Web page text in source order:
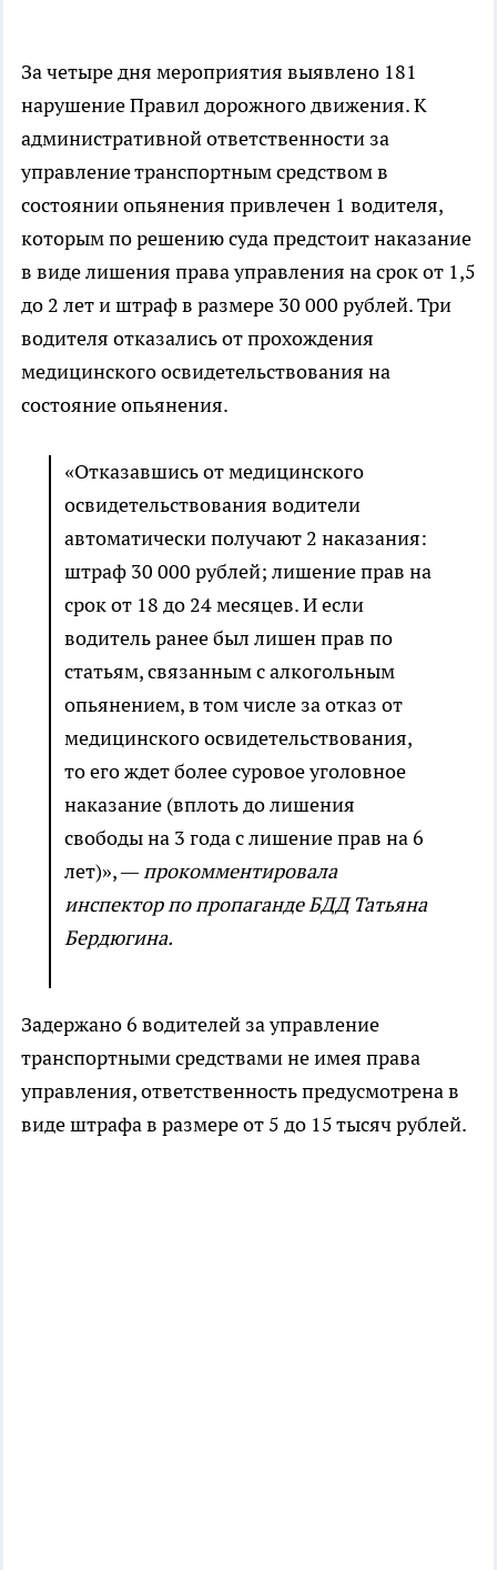
За четыре дня мероприятия выявлено 181
нарушение Правил дорожного движения. К
административной ответственности за
управление транспортным средством в
состоянии опьянения привлечен 1 водителя,
которым по решению суда предстоит наказание
в виде лишения права управления на срок от 1,5
до 2 лет и штраф в размере 30 000 рублей. Три
водителя отказались от прохождения
медицинского освидетельствования на
состояние опьянения.
«Отказавшись от медицинского
освидетельствования водители
автоматически получают 2 наказания:
штраф 30 000 рублей; лишение прав на
срок от 18 до 24 месяцев. И если
водитель ранее был лишен прав по
статьям, связанным с алкогольным
опьянением, в том числе за отказ от
медицинского освидетельствования,
то его ждет более суровое уголовное
наказание (вплоть до лишения
свободы на 3 года с лишение прав на 6
лет)»,— прокомментировала
инспектор по пропаганде БДД Татьяна
Бердюгина.
Задержано 6 водителей за управление
транспортными средствами не имея права
управления, ответственность предусмотрена в
виде штрафа в размере от 5 до 15 тысяч рублей.